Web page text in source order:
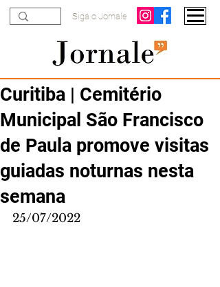
Siga o Jornale
Curitiba | Cemitério
Municipal São Francisco
de Paula promove visitas
guiadas noturnas nesta
semana
25/07/2022